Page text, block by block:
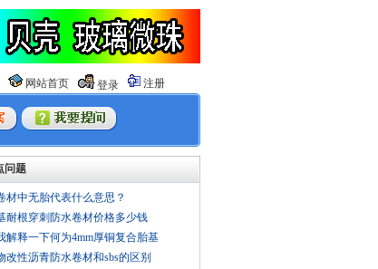
网站首页 登录 注册
问题
材中无胎代表什么意思？
耐根穿刺防水卷材价格多少钱
解释一下何为4mm厚铜复合胎基
改性沥青防水卷材和sbs的区别